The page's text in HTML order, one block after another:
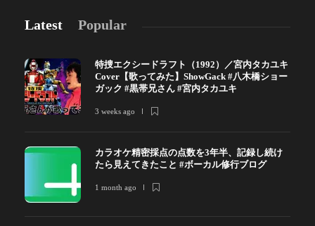
Latest Popular
特捜エクシードラフト（1992）／宮内タカユキ
Cover【歌ってみた】ShowGack #八木橋ショー
ガック #黒帯兄さん #宮内タカユキ
3 weeks ago
カラオケ精密採点の点数を3年半、記録し続け
たら見えてきたこと #ボーカル修行ブログ
1 month ago